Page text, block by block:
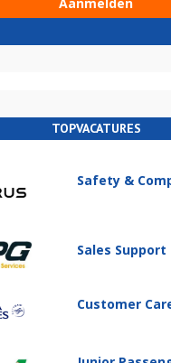
TOPVACATURES
Safety &
Sales
Customer